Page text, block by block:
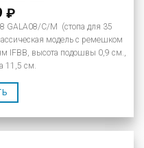
₽
GALA08/C/M (стопа для 35
модель с ремешком
IFBB, высота подошвы 0,9 см.,
11,5 см.